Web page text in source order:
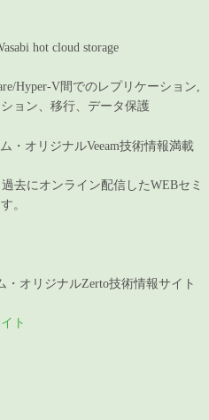
hot cloud storage
Hyper-V間でのレプリケーション,
ョン、移行、データ保護
・オリジナルVeeam技術情報満載
過去にオンライン配信したWEBセミ
。
・オリジナルZerto技術情報サイト
ト